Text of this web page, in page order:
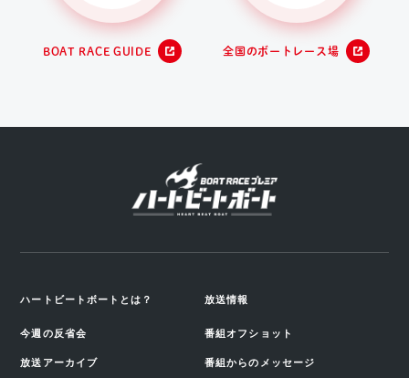
BOAT RACE GUIDE 全国のボートレース場
ハートビートボートとは？ 放送情報
今週の反省会 番組オフショット
放送アーカイブ 番組からのメッセージ